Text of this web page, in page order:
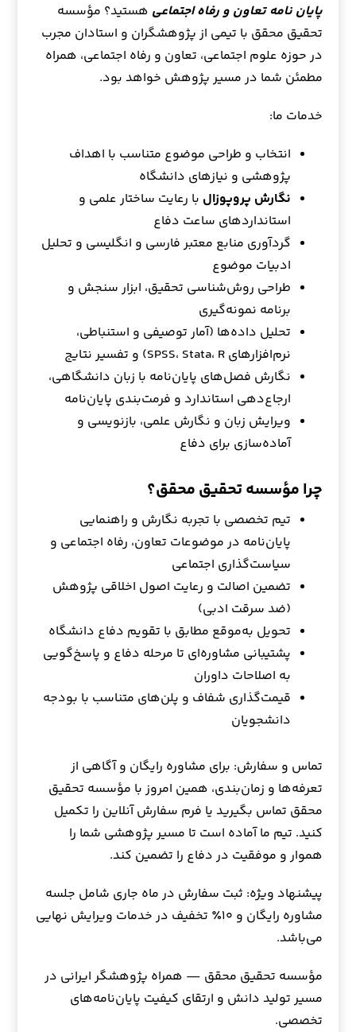
پایان نامه تعاون و رفاه اجتماعی هستید؟ مؤسسه
تحقیق محقق با تیمی از پژوهشگران و استادان مجرب
در حوزه علوم اجتماعی، تعاون و رفاه اجتماعی، همراه
مطمئن شما در مسیر پژوهش خواهد بود.
خدمات ما:
انتخاب و طراحی موضوع متناسب با اهداف
پژوهشی و نیازهای دانشگاه
نگارش پروپوزال با رعایت ساختار علمی و
استانداردهای ساعت دفاع
گردآوری منابع معتبر فارسی و انگلیسی و تحلیل
ادبیات موضوع
طراحی روش‌شناسی تحقیق، ابزار سنجش و
برنامه نمونه‌گیری
تحلیل داده‌ها (آمار توصیفی و استنباطی،
نرم‌افزارهای SPSS، Stata، R) و تفسیر نتایج
نگارش فصل‌های پایان‌نامه با زبان دانشگاهی،
ارجاع‌دهی استاندارد و فرمت‌بندی پایان‌نامه
ویرایش زبان و نگارش علمی، بازنویسی و
آماده‌سازی برای دفاع
چرا مؤسسه تحقیق محقق؟
تیم تخصصی با تجربه نگارش و راهنمایی
پایان‌نامه در موضوعات تعاون، رفاه اجتماعی و
سیاست‌گذاری اجتماعی
تضمین اصالت و رعایت اصول اخلاقی پژوهش
(ضد سرقت ادبی)
تحویل به‌موقع مطابق با تقویم دفاع دانشگاه
پشتیبانی مشاوره‌ای تا مرحله دفاع و پاسخ‌گویی
به اصلاحات داوران
قیمت‌گذاری شفاف و پلن‌های متناسب با بودجه
دانشجویان
تماس و سفارش: برای مشاوره رایگان و آگاهی از
تعرفه‌ها و زمان‌بندی، همین امروز با مؤسسه تحقیق
محقق تماس بگیرید یا فرم سفارش آنلاین را تکمیل
کنید. تیم ما آماده است تا مسیر پژوهشی شما را
هموار و موفقیت در دفاع را تضمین کند.
پیشنهاد ویژه: ثبت سفارش در ماه جاری شامل جلسه
مشاوره رایگان و ۱۰٪ تخفیف در خدمات ویرایش نهایی
می‌باشد.
مؤسسه تحقیق محقق — همراه پژوهشگر ایرانی در
مسیر تولید دانش و ارتقای کیفیت پایان‌نامه‌های
تخصصی.